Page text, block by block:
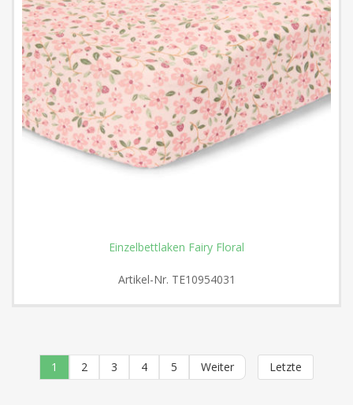
Einzelbettlaken Fairy Floral
Artikel-Nr. TE10954031
1 2 3 4 5 Weiter Letzte